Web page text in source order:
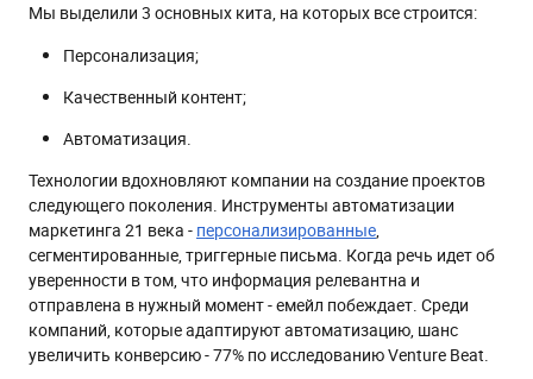
Заключение
Мы выделили 3 основных кита, на которых все строится:
Персонализация;
Качественный контент;
Автоматизация.
Технологии вдохновляют компании на создание проектов
следующего поколения. Инструменты автоматизации
маркетинга 21 века - персонализированные,
сегментированные, триггерные письма. Когда речь идет об
уверенности в том, что информация релевантна и
отправлена в нужный момент - емейл побеждает. Среди
компаний, которые адаптируют автоматизацию, шанс
увеличить конверсию - 77% по исследованию Venture Beat.